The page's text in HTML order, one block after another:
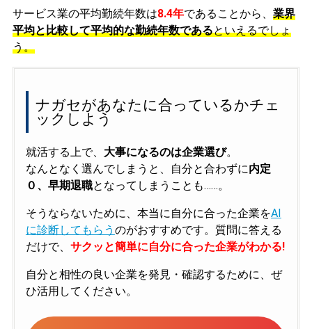
サービス業の平均勤続年数は8.4年であることから、 業界
平均と比較して平均的な勤続年数であるといえるでしょ
う。
ナガセがあなたに合っているかチェ
ックしよう
就活する上で、 大事になるのは企業選び。
なんとなく選んでしまうと、自分と合わずに内定
０、早期退職となってしまうことも……。
そうならないために、本当に自分に合った企業をAI
に診断してもらう のがおすすめです。質問に答える
だけで、 サクッと簡単に自分に合った企業がわかる!
自分と相性の良い企業を発見・確認するために、ぜ
ひ活用してください。